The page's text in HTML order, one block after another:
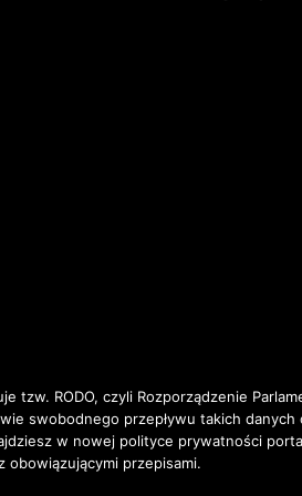
RODO, czyli Rozporządzenie
swobodnego przepływu takich danych
w nowej polityce prywatności
przepisami.